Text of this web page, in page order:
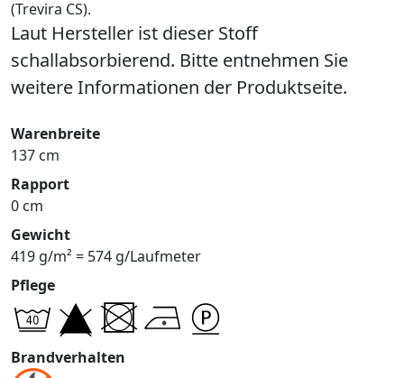
(Trevira CS).
Laut Hersteller ist dieser Stoff
schallabsorbierend. Bitte entnehmen Sie
weitere Informationen der Produktseite.
Warenbreite
137 cm
Rapport
0 cm
Gewicht
419 g/m² = 574 g/Laufmeter
Pflege
Brandverhalten